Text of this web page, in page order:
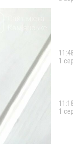
11:48
1
11:18
1